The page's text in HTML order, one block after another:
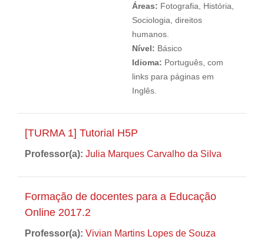
Áreas: Fotografia, História,
Sociologia, direitos
humanos.
Nível: Básico
Idioma: Português, com
links para páginas em
Inglês.
[TURMA 1] Tutorial H5P
Professor(a): Julia Marques Carvalho da Silva
Formação de docentes para a Educação
Online 2017.2
Professor(a): Vivian Martins Lopes de Souza